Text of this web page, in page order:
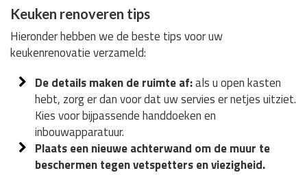
Keuken renoveren tips
Hieronder hebben we de beste tips voor uw
keukenrenovatie verzameld:
De details maken de ruimte af:als u open kasten
hebt, zorg er dan voor dat uw servies er netjes uitziet.
Kies voor bijpassende handdoeken en
inbouwapparatuur.
Plaats een nieuwe achterwand om de muur te
beschermen tegen vetspetters en viezigheid.